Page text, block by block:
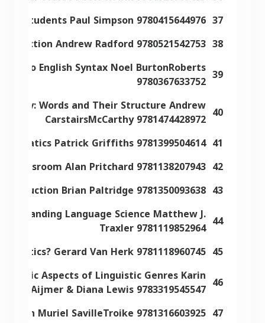
37
Students Paul Simpson 9780415644976
38
Andrew Radford 9780521542753
39
to English Syntax Noel BurtonRoberts
9780367633752
40
Words and Their Structure Andrew
CarstairsMcCarthy 9781474428972
41
Patrick Griffiths 9781399504614
42
Alan Pritchard 9781138207943
43
Brian Paltridge 9781350093638
44
Language Science Matthew J.
Traxler 9781119852964
45
Gerard Van Herk 9781118960745
46
Aspects of Linguistic Genres Karin
Aijmer & Diana Lewis 9783319545547
47
Muriel SavilleTroike 9781316603925